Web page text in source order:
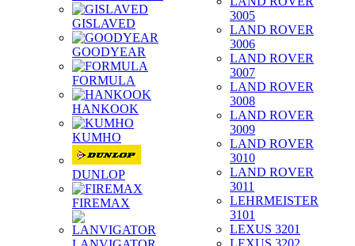
GISLAVED
GOODYEAR
FORMULA
HANKOOK
KUMHO
DUNLOP
FIREMAX
3005
LAND ROVER
3006
LAND ROVER
3007
LAND ROVER
3008
LAND ROVER
3009
LAND ROVER
3010
LAND ROVER
3011
LEHRMEISTER
3101
LEXUS 3201
LEXUS 3202